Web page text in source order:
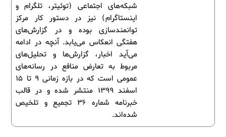
شبکه‌های اجتماعی (توئیتر، تلگرام و
اینستاگرام) نیز در دستور کار مرکز
توانمندسازی بوده و در گزارش‌های
هفتگی انعکاس می‌یابد. آنچه در ادامه
می‌آید اخبار، گزارش‌ها و تحلیل‌های
مربوط به تعارض منافع در رسانه‌های
عمومی است که در بازه زمانی 9 تا 15
اسفند 1399 منتشر شده و در قالب
خبرنامه شماره 36 تجمیع و تلخیص
شده‌اند.